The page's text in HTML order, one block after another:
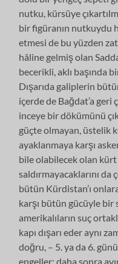
nutku, kürsüye
bir figüranın nutkuydu
etmesi de bu yüzden
hâline gelmiş olan
becerikli, aklı başında
Dışarıda galiplerin
içerde de Bağdat’a
inceye bir dökümünü
güçte olmayan, üstelik
ayaklanmaya karşı
bile olabilecek olan kürt
saldırmayacaklarını da
bütün Kürdistan’ı
karşı bütün gücüyle bir
amerikalıların suç
kapı dışarı eder aynı
doğru, – 5. ya da 6.
engeller; daha sonra